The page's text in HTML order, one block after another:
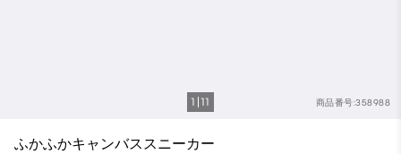
商品番号:358988
1 11
ふかふかキャンバススニーカー